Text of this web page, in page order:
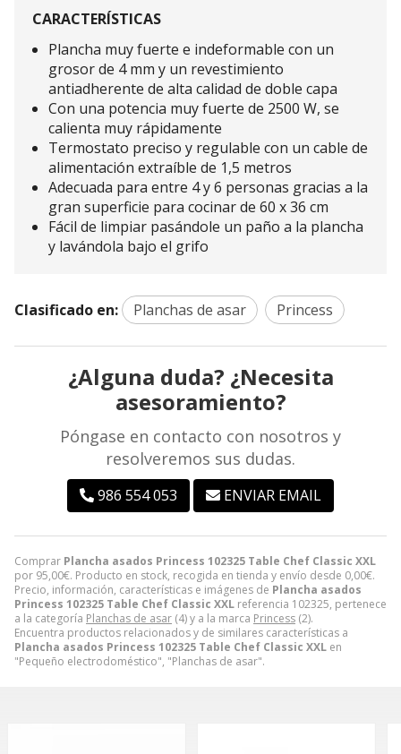
Comprar Plancha asados Princess 102325 Table Chef Classic XXL
por 95,00€. Producto en stock, recogida en tienda y envío desde 0,00€.
Precio, información, características e imágenes de Plancha asados
Princess 102325 Table Chef Classic XXL referencia 102325, pertenece
a la categoría Planchas de asar (4) y a la marca Princess (2).
Encuentra productos relacionados y de similares características a
Plancha asados Princess 102325 Table Chef Classic XXL en
"Pequeño electrodoméstico", "Planchas de asar".
CARACTERÍSTICAS
Plancha muy fuerte e indeformable con un
grosor de 4 mm y un revestimiento
antiadherente de alta calidad de doble capa
Con una potencia muy fuerte de 2500 W, se
calienta muy rápidamente
Termostato preciso y regulable con un cable de
alimentación extraíble de 1,5 metros
Adecuada para entre 4 y 6 personas gracias a la
gran superficie para cocinar de 60 x 36 cm
Fácil de limpiar pasándole un paño a la plancha
y lavándola bajo el grifo
Clasificado en: Planchas de asar Princess
¿Alguna duda? ¿Necesita
asesoramiento?
Póngase en contacto con nosotros y
resolveremos sus dudas.
986 554 053 ENVIAR EMAIL